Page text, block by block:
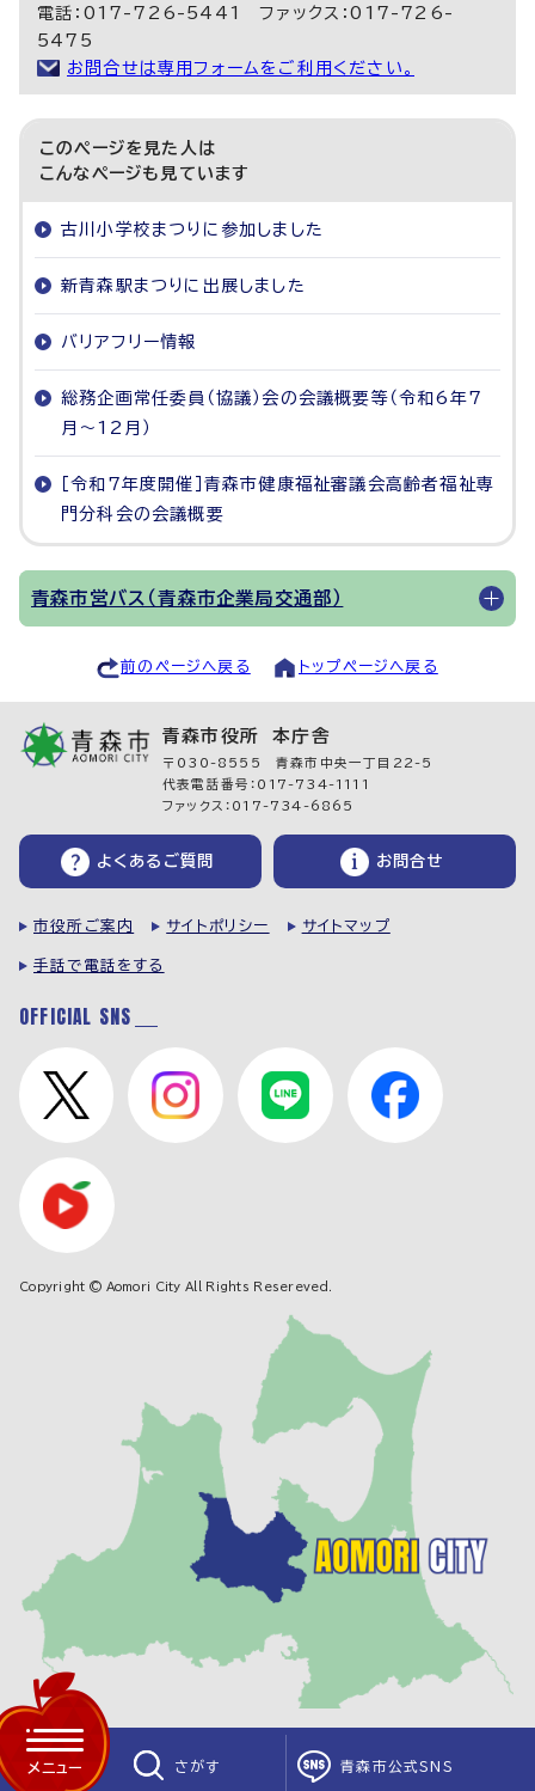
電話：017-726-5441 ファックス：017-726-
5475
お問合せは専用フォームをご利用ください。
このページを見た人は
こんなページも見ています
古川小学校まつりに参加しました
新青森駅まつりに出展しました
バリアフリー情報
総務企画常任委員（協議）会の会議概要等（令和6年7
月～12月）
［令和7年度開催］青森市健康福祉審議会高齢者福祉専
門分科会の会議概要
青森市営バス（青森市企業局交通部）
前のページへ戻る トップページへ戻る
メニュー さがす 青森市公式SNS
青森市役所 本庁舎
〒030-8555 青森市中央一丁目22-5
代表電話番号：017-734-1111
ファックス：017-734-6865
よくあるご質問 お問合せ
市役所ご案内 サイトポリシー サイトマップ
手話で電話をする
OFFICIAL SNS
Copyright © Aomori City All Rights Resereved.